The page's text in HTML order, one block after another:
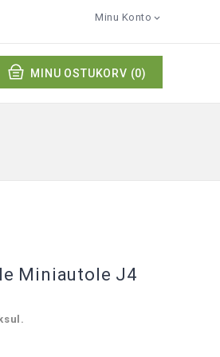
Minu Konto 
MINU OSTUKORV (0)
Miniautole J4